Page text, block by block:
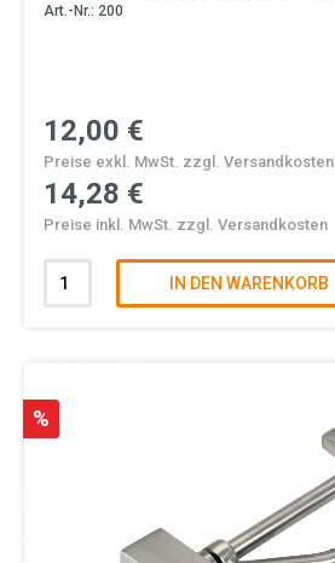
Art.-Nr.: 200
12,00 €
Preise exkl. MwSt. zzgl. Versandkosten
14,28 €
Preise inkl. MwSt. zzgl. Versandkosten
IN DEN WARENKORB
%